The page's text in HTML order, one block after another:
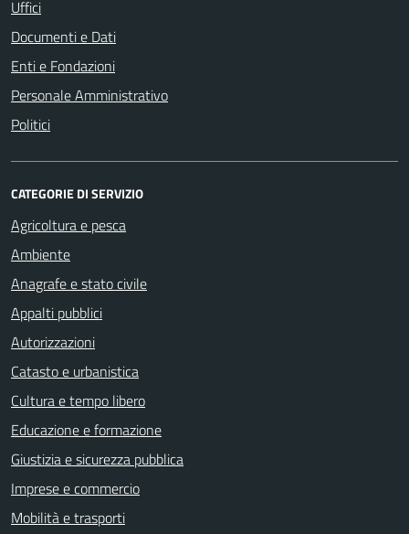
Uffici
Documenti e Dati
Enti e Fondazioni
Personale Amministrativo
Politici
CATEGORIE DI SERVIZIO
Agricoltura e pesca
Ambiente
Anagrafe e stato civile
Appalti pubblici
Autorizzazioni
Catasto e urbanistica
Cultura e tempo libero
Educazione e formazione
Giustizia e sicurezza pubblica
Imprese e commercio
Mobilità e trasporti